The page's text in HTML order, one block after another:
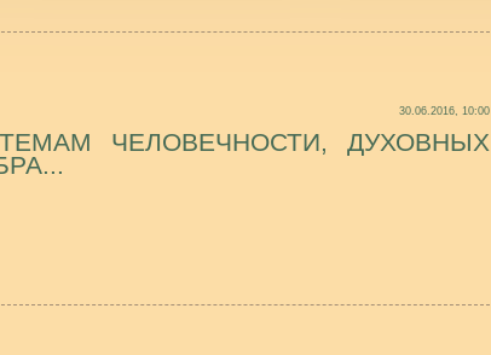
30.06.2016, 10:00
ЧЕЛОВЕЧНОСТИ, ДУХОВНЫХ